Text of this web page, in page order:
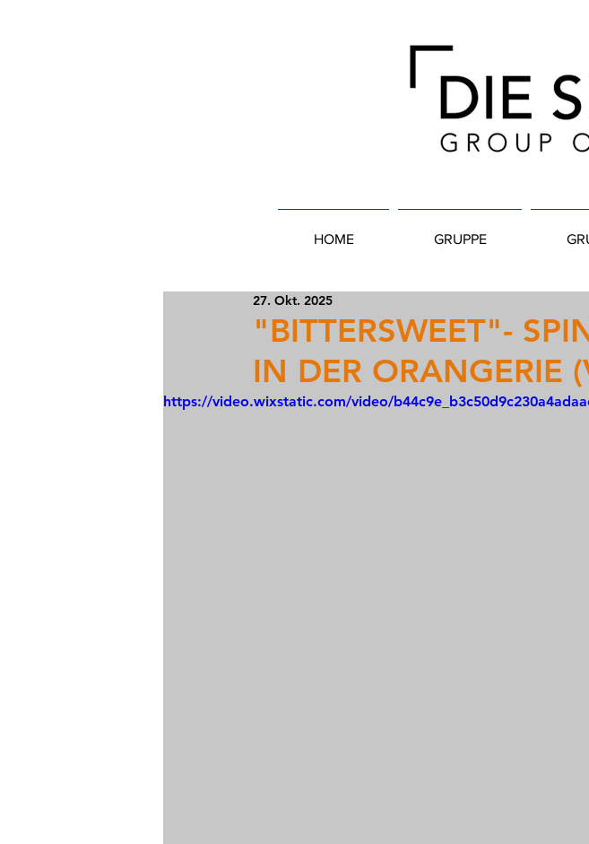
HOME GRUPPE
"BITTERSWEET"-
IN DER ORANGERIE
27. Okt. 2025
https://video.wixstatic.com/video/